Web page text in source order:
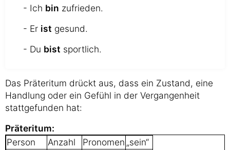
- Ich bin zufrieden.
- Er ist gesund.
- Du bist sportlich.
Das Präteritum drückt aus, dass ein Zustand, eine
Handlung oder ein Gefühl in der Vergangenheit
stattgefunden hat:
Präteritum:
Person
Anzahl Pronomen „sein“